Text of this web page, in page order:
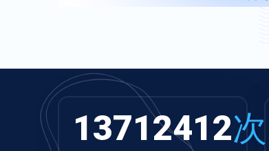
13712412次